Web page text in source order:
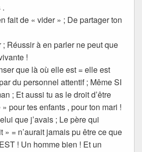
.
fait de « vider » ; De partager ton
; Réussir à en parler ne peut que
!
que là où elle est = elle est
du personnel attentif ; Même SI
; Et aussi tu as le droit d’être
pour tes enfants , pour ton mari !
que j’avais ; Le père qui
» = n’aurait jamais pu être ce que
! Un homme bien ! Et un